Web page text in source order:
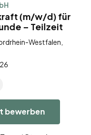
(m/w/d) für
– Teilzeit
Westfalen,
bewerben